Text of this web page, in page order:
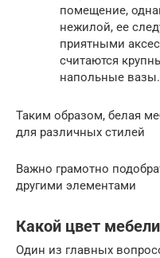
помещение,
нежилой, ее
приятными
считаются
напольные вазы.
Таким образом, белая
для различных стилей
Важно грамотно
другими элементами
Какой цвет
Один из главных